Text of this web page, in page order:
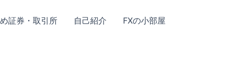
証券・取引所 自己紹介 FXの小部屋